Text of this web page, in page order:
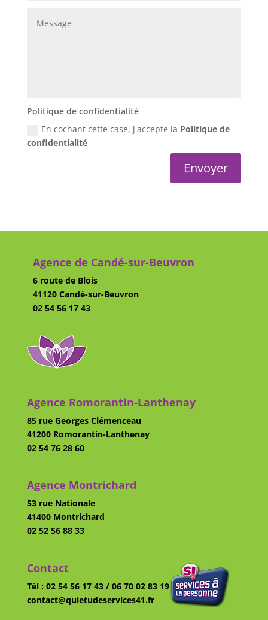
Politique de confidentialité
En cochant cette case, j'accepte la Politique de
confidentialité
Envoyer
Agence de Candé-sur-Beuvron
6 route de Blois
41120 Candé-sur-Beuvron
02 54 56 17 43
Agence Romorantin-Lanthenay
85 rue Georges Clémenceau
41200 Romorantin-Lanthenay
02 54 76 28 60
Agence Montrichard
53 rue Nationale
41400 Montrichard
02 52 56 88 33
Contact
Tél : 02 54 56 17 43 / 06 70 02 83 19
contact@quietudeservices41.fr